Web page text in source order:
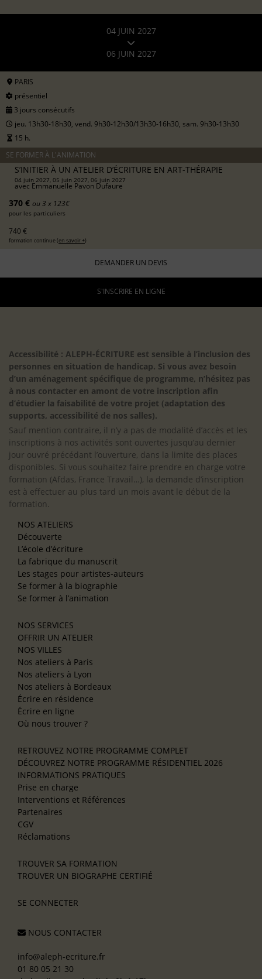
04 JUIN 2027
06 JUIN 2027
PARIS
présentiel
3 jours consécutifs
jeu. 13h30-18h30, vend. 9h30-12h30/13h30-16h30, sam. 9h30-13h30
15 h.
SE FORMER À L'ANIMATION
S’INITIER À UN ATELIER D’ÉCRITURE EN ART-THÉRAPIE
04 juin 2027, 05 juin 2027, 06 juin 2027
avec Emmanuelle Pavon Dufaure
370 € ou 3 x 123€
pour les particuliers
740 €
formation continue (en savoir +)
DEMANDER UN DEVIS
S'INSCRIRE EN LIGNE
Accessibilité : ALEPH-ÉCRITURE est sensible à l’inclusion des
personnes en situation de handicap. Si vous avez besoin
d’un aménagement spécifique de programme, n’hésitez pas
à nous contacter en amont de votre inscription afin
d’étudier la faisabilité de votre projet (adaptation des
supports, accessibilité de nos salles).
Sauf mention contraire, il n’y a pas de modalité d’accès et les
inscriptions à nos activités sont ouvertes jusqu’au dernier
jour ouvré précédant l’ouverture, dans la limite des places
disponibles. Si vous souhaitez faire prendre en charge votre
formation (Afdas, France Travail…), la demande d’inscription
est à effectuer au plus tard un mois avant le début de la
formation.
NOS ATELIERS
Découverte
L’école d’écriture
La fabrique du manuscrit
Les stages pour artistes-auteurs
Se former à la biographie
Se former à l’animation
NOS SERVICES
OFFRIR UN ATELIER
NOS VILLES
Nos ateliers à Paris
Nos ateliers à Lyon
Nos ateliers à Bordeaux
Écrire en résidence
Écrire en ligne
Où nous trouver ?
RETROUVEZ NOTRE PROGRAMME COMPLET
DÉCOUVREZ NOTRE PROGRAMME RÉSIDENTIEL 2026
INFORMATIONS PRATIQUES
Prise en charge
Interventions et Références
Partenaires
CGV
Réclamations
TROUVER SA FORMATION
TROUVER UN BIOGRAPHE CERTIFIÉ
SE CONNECTER
NOUS CONTACTER
info@aleph-ecriture.fr
01 80 05 21 30